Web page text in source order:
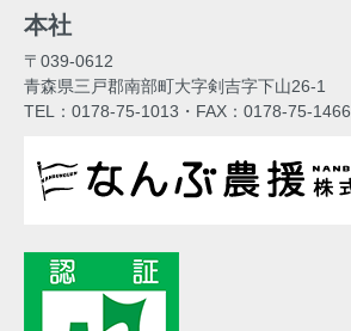
本社
〒039-0612
青森県三戸郡南部町大字剣吉字下山26-1
TEL：0178-75-1013・FAX：0178-75-1466